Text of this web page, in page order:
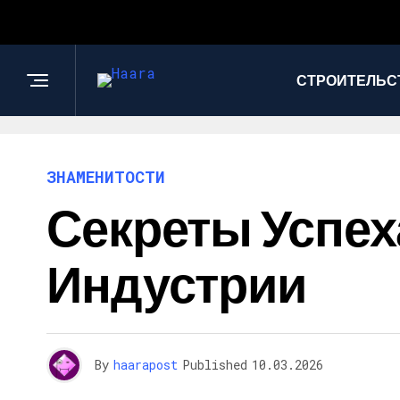
ЗНАМЕНИТОСТИ
Секреты
Индустрии
By haarapost Published 10.03.2026